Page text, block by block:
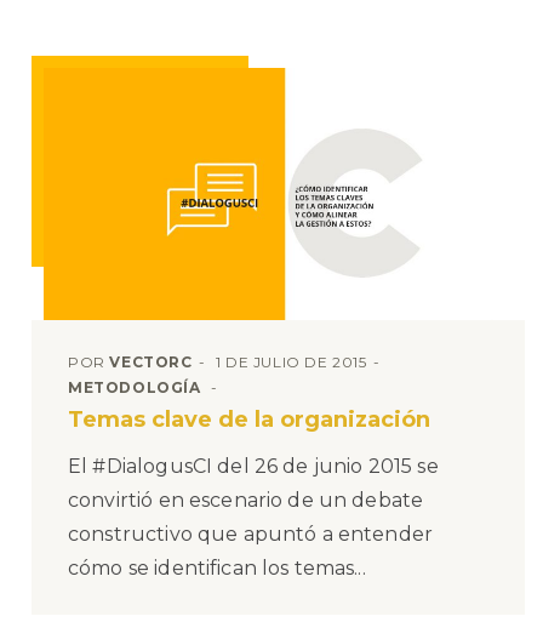
PORVECTORC
1 DE JULIO DE 2015
METODOLOGÍA
Temas clave de la organización
El #DialogusCI del 26 de junio 2015 se
convirtió en escenario de un debate
constructivo que apuntó a entender
cómo se identifican los temas...